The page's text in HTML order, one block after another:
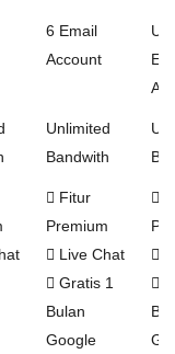
6 Email
Account
Unlimited
Bandwith
Fitur
Premium
Live Chat
Gratis 1
Bulan
Google